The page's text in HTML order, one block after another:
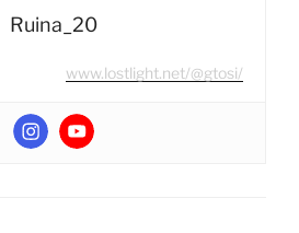
Ruina_20
www.lostlight.net/@gtosi/